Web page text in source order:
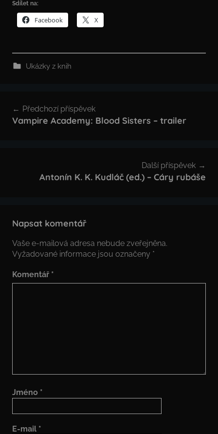
Sdílet na:
Facebook X
Ukázky z knih
pro
Předchozí příspěvek
Vampire Academy: Blood Sisters – trailer
Další příspěvek
Antonín K. K. Kudláč (ed.) – Cáry rubáše
Napsat komentář
Vaše e-mailová adresa nebude zveřejněna.
Vyžadované informace jsou označeny *
Komentář *
Jméno *
E-mail *